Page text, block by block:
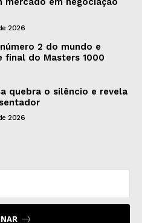
2026
2 do mundo e
final do Masters 1000
quebra o silêncio e revela
2026